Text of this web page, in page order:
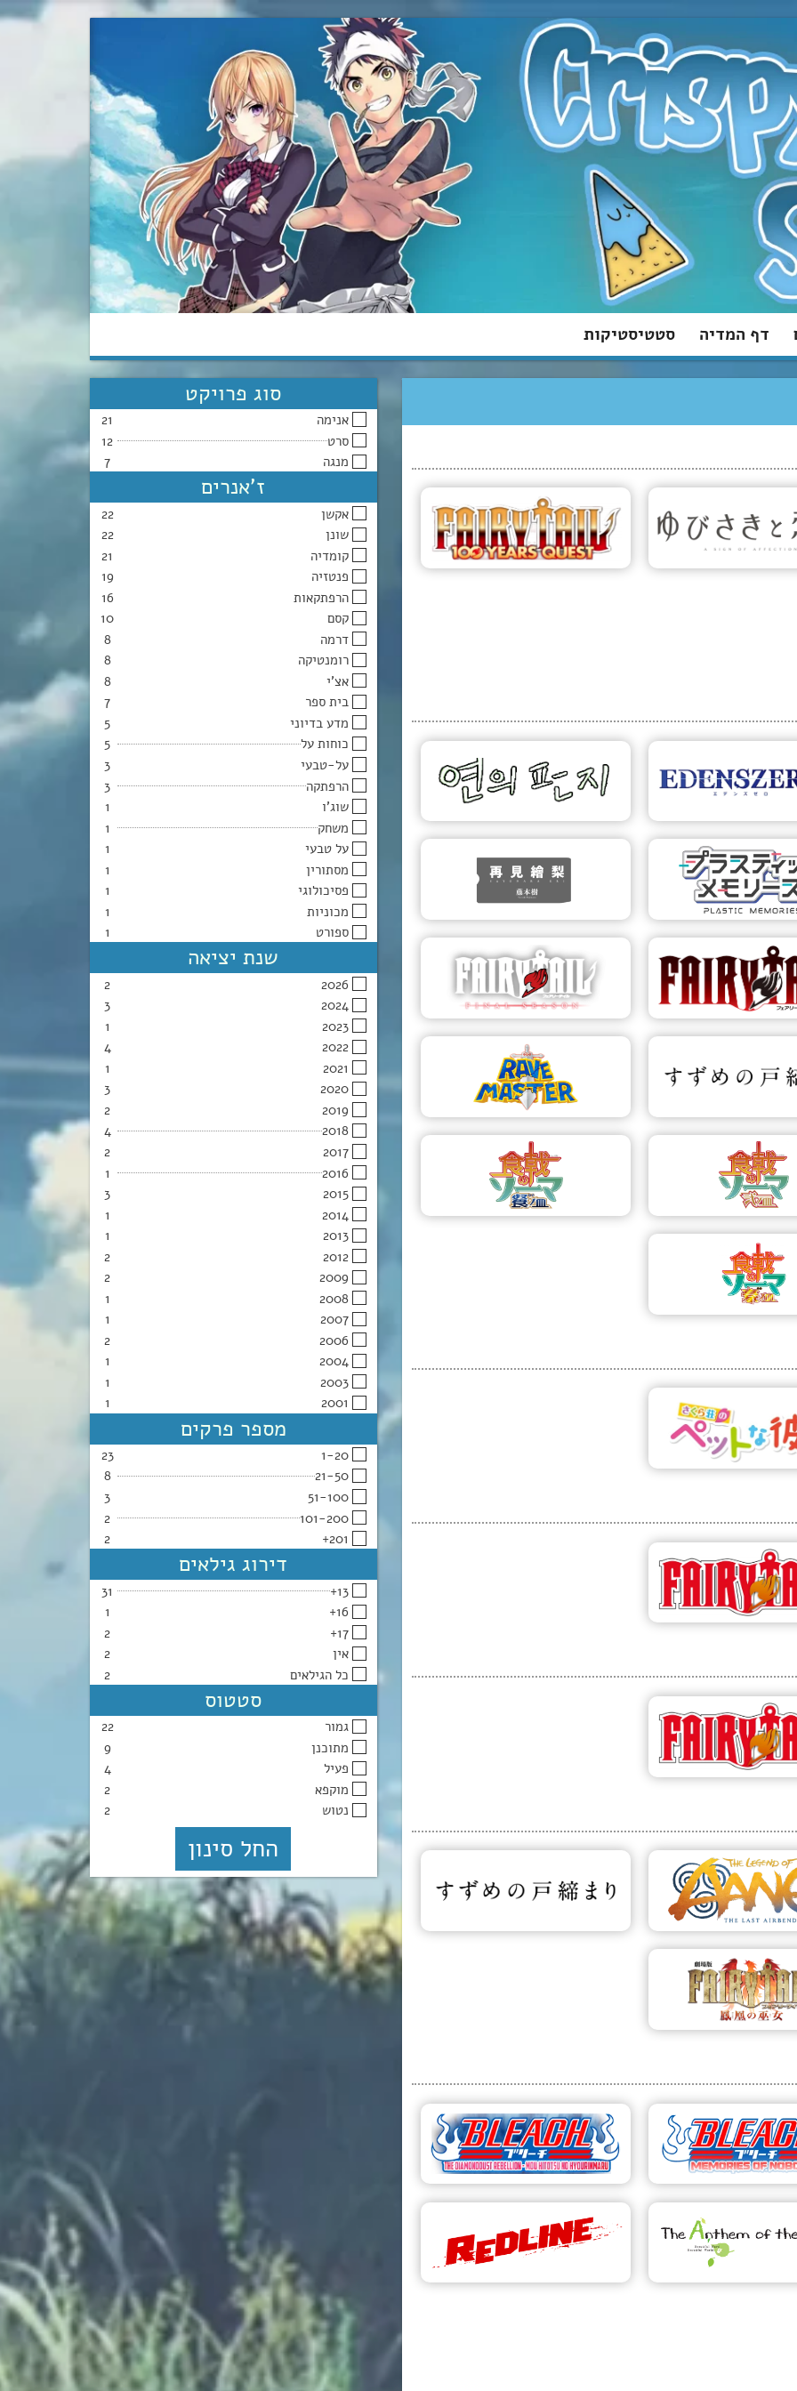
דף המדיה סטטיסטיקות
של חיבה
? צ'אפטרים
פיירי טייל משימת
100 השנים
דף הפרויקט
25 פרקים
זירו 2
10 צ'אפטרים
המכתב שלך
דף הפרויקט
מפלסטיק
הפרויקט
1 צ'אפטרים
להתראות, ארי
דף הפרויקט
102 פרקים
טייל 2
51 פרקים
2 צ'אפטרים
הדלתות של
13 פרקים
שוקוגקי נו סומה 2:
השנייה
החמישית
סאקורה
דף הפרויקט
פיירי טייל
545 צ'אפטרים
פיירי טייל
הפרויקט
98 דקות
של אנג: כשף
האחרון
דף הפרויקט
121 דקות
סוזומה
דף הפרויקט
86 דקות
טייל הסרט:
עוף החול
סוג פרויקט
אנימה
21
סרט
12
מנגה
7
ז'אנרים
אקשן
22
שונן
22
קומדיה
21
פנטזיה
19
הרפתקאות
16
קסם
10
דרמה
8
רומנטיקה
8
אצ’י
8
בית ספר
7
מדע בדיוני
5
כוחות על
5
על-טבעי
3
הרפתקה
3
שוג’ו
1
משחק
1
על טבעי
1
מסתורין
1
פסיכולוגי
1
מכוניות
1
ספורט
1
שנת יציאה
2026
2
2024
3
2023
1
2022
4
2021
1
2020
3
2019
2
2018
4
2017
2
2016
1
2015
3
2014
1
2013
1
2012
2
2009
2
2008
1
2007
1
2006
2
2004
1
2003
1
2001
1
מספר פרקים
1-20
23
21-50
8
51-100
3
101-200
2
201+
2
דירוג גילאים
13+
31
16+
1
17+
2
אין
2
כל הגילאים
2
סטטוס
גמור
22
מתוכנן
9
פעיל
4
מוקפא
2
נטוש
2